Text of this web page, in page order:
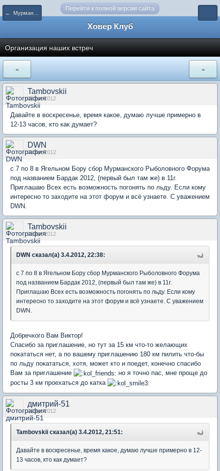
Перейти к полной версии сайта
← Мурманск и Мурманская область
Ховер Клуб
Организация наших встреч
« »
Tambovskii
03 Apr 2012
Давайте в воскресенье, время какое, думаю лучше примерно в
12-13 часов, кто как думает?
DWN
03 Apr 2012
с 7 по 8 в Ягельном Бору сбор Мурманского Рыболовного Форума
под названием Бардак 2012, (первый был там же) в 11г.
Приглашаю Всех есть возможность погонять по льду. Если кому
интересно то заходите на этот форум и всё узнаете. С уважением
DWN.
Tambovskii
03 Apr 2012
DWN сказал(а) 3.4.2012, 22:38:
с 7 по 8 в Ягельном Бору сбор Мурманского Рыболовного Форума
под названием Бардак 2012, (первый был там же) в 11г.
Приглашаю Всех есть возможность погонять по льду. Если кому
интересно то заходите на этот форум и всё узнаете. С уважением
DWN.
Добречкого Вам Виктор!
Спасибо за приглашение, но тут за 15 км что-то желающих
покататься нет, а по вашему приглашению 180 км пилить что-бы
по льду покататься, хотя, может кто и поедет, конечно спасибо
Вам за приглашение
но я точно пас, мне проще до
росты 3 км проехаться до катка
дмитрий-51
04 Apr 2012
Tambovskii сказал(а) 3.4.2012, 21:51:
Давайте в воскресенье, время какое, думаю лучше примерно в 12-
13 часов, кто как думает?